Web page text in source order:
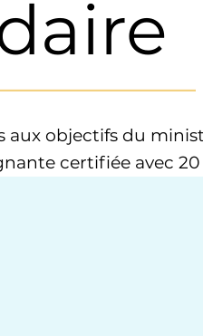
objectifs du
certifiée avec